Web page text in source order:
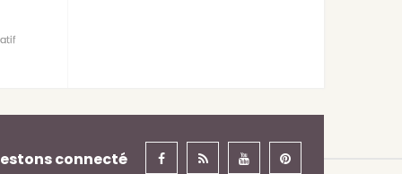
connecté